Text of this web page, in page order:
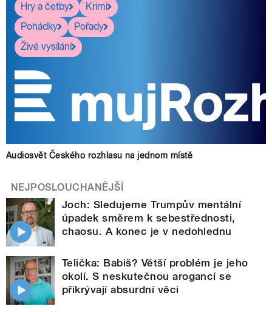
Hry a četby
Krimi
Pohádky
Pořady
Živé vysílání
Audiosvět Českého rozhlasu na jednom místě
NEJPOSLOUCHANĚJŠÍ
Joch: Sledujeme Trumpův mentální
úpadek směrem k sebestřednosti,
chaosu. A konec je v nedohlednu
Telička: Babiš? Větší problém je jeho
okolí. S neskutečnou arogancí se
přikrývají absurdní věci